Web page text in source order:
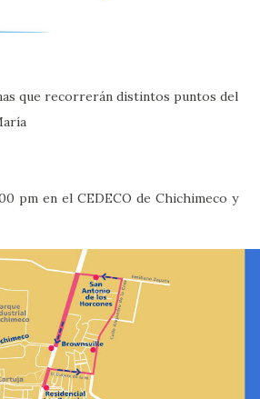
que recorrerán distintos puntos del
pm en el CEDECO de Chichimeco y